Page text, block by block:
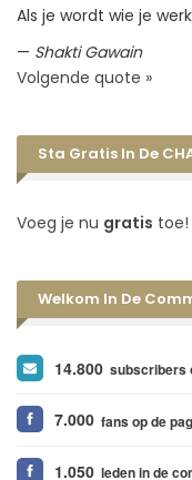
Als je wordt wie je
— Shakti Gawain
Volgende quote »
Sta Gratis In De
Voeg je nu gratis toe!
Welkom In De
14.800 subscribers
7.000 fans op de
1.050 leden in de